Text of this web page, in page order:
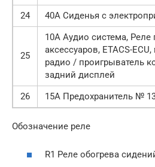
24
40А Сиденья с
25
10А Аудио система, Реле
аксессуаров, ETACS-
радио / проигрыватель
задний дисплей
26
15А Предохранитель № 13
Обозначение реле
R1 Реле обогрева